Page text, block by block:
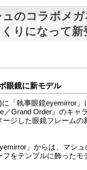
のコラボメ
りになって新
眼鏡に新モデル
に「執事眼鏡eyemirror」
／Grand Order』のキャ
ージした眼鏡フレームの
」からは、マシュ
をテンプルに飾ったモ